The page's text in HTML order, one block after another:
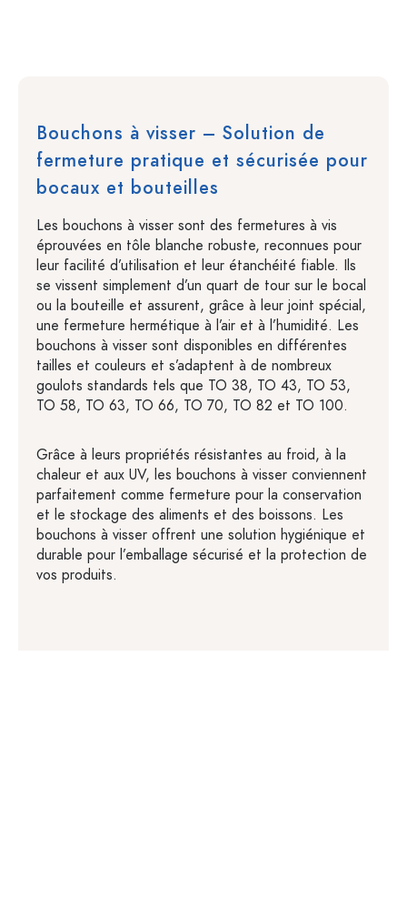
Bouchons à visser – Solution de
fermeture pratique et sécurisée pour
bocaux et bouteilles
Les bouchons à visser sont des fermetures à vis
éprouvées en tôle blanche robuste, reconnues pour
leur facilité d’utilisation et leur étanchéité fiable. Ils
se vissent simplement d’un quart de tour sur le bocal
ou la bouteille et assurent, grâce à leur joint spécial,
une fermeture hermétique à l’air et à l’humidité. Les
bouchons à visser sont disponibles en différentes
tailles et couleurs et s’adaptent à de nombreux
goulots standards tels que TO 38, TO 43, TO 53,
TO 58, TO 63, TO 66, TO 70, TO 82 et TO 100.
Grâce à leurs propriétés résistantes au froid, à la
chaleur et aux UV, les bouchons à visser conviennent
parfaitement comme fermeture pour la conservation
et le stockage des aliments et des boissons. Les
bouchons à visser offrent une solution hygiénique et
durable pour l’emballage sécurisé et la protection de
vos produits.